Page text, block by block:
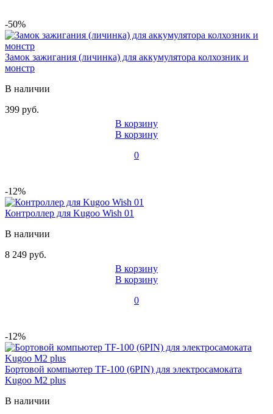
-50%
Замок зажигания (личинка) для аккумулятора колхозник и
монстр
В наличии
399 руб.
В корзину
В корзину
0
-12%
Контроллер для Kugoo Wish 01
В наличии
8 249 руб.
В корзину
В корзину
0
-12%
Бортовой компьютер TF-100 (6PIN) для электросамоката
Kugoo M2 plus
В наличии